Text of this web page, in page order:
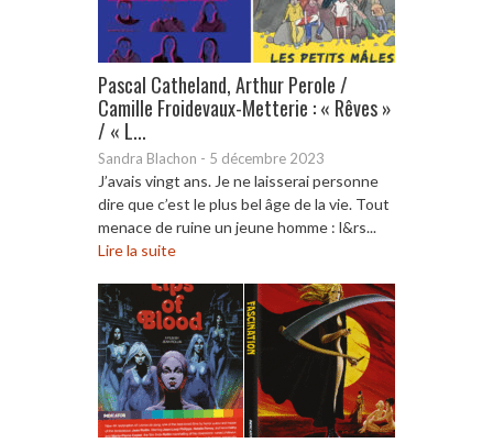
Pascal Catheland, Arthur Perole /
Camille Froidevaux-Metterie : « Rêves »
/ « L...
Sandra Blachon - 5 décembre 2023
J’avais vingt ans. Je ne laisserai personne
dire que c’est le plus bel âge de la vie. Tout
menace de ruine un jeune homme : l&rs...
Lire la suite